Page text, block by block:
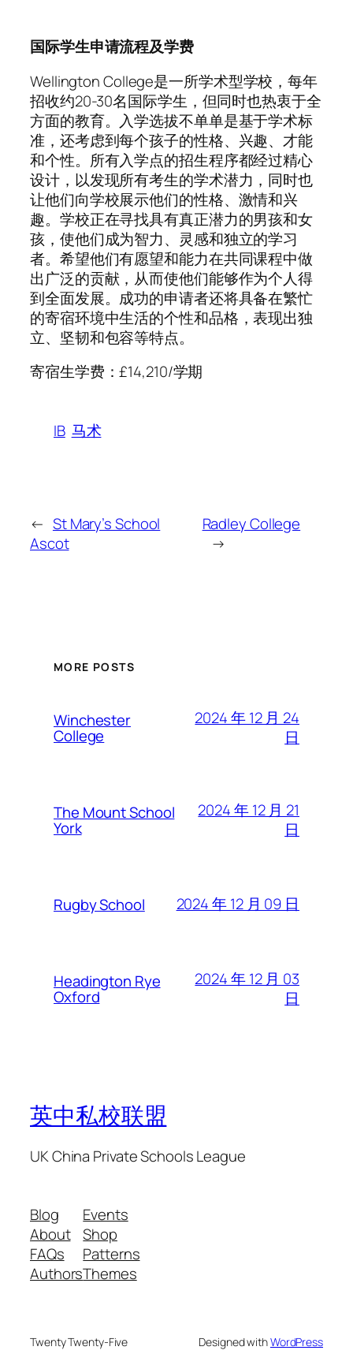
国际学生申请流程及学费
Wellington College是一所学术型学校，每年
招收约20-30名国际学生，但同时也热衷于全
方面的教育。入学选拔不单单是基于学术标
准，还考虑到每个孩子的性格、兴趣、才能
和个性。所有入学点的招生程序都经过精心
设计，以发现所有考生的学术潜力，同时也
让他们向学校展示他们的性格、激情和兴
趣。学校正在寻找具有真正潜力的男孩和女
孩，使他们成为智力、灵感和独立的学习
者。希望他们有愿望和能力在共同课程中做
出广泛的贡献，从而使他们能够作为个人得
到全面发展。成功的申请者还将具备在繁忙
的寄宿环境中生活的个性和品格，表现出独
立、坚韧和包容等特点。
寄宿生学费：£14,210/学期
IB 马术
← St Mary’s School
Ascot
Radley College
→
MORE POSTS
Winchester
College
2024 年 12 月 24
日
The Mount School
York
2024 年 12 月 21
日
Rugby School 2024 年 12 月 09 日
Headington Rye
Oxford
2024 年 12 月 03
日
英中私校联盟
UK China Private Schools League
Blog
About
FAQs
Authors
Events
Shop
Patterns
Themes
Twenty Twenty-Five Designed withWordPress